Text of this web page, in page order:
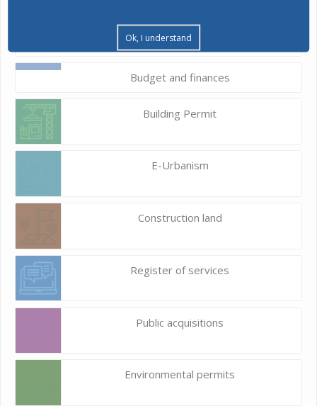
Report a problem
Budget and finances
Building Permit
E-Urbanism
Construction land
Register of services
Public acquisitions
Environmental permits
Ok, I understand